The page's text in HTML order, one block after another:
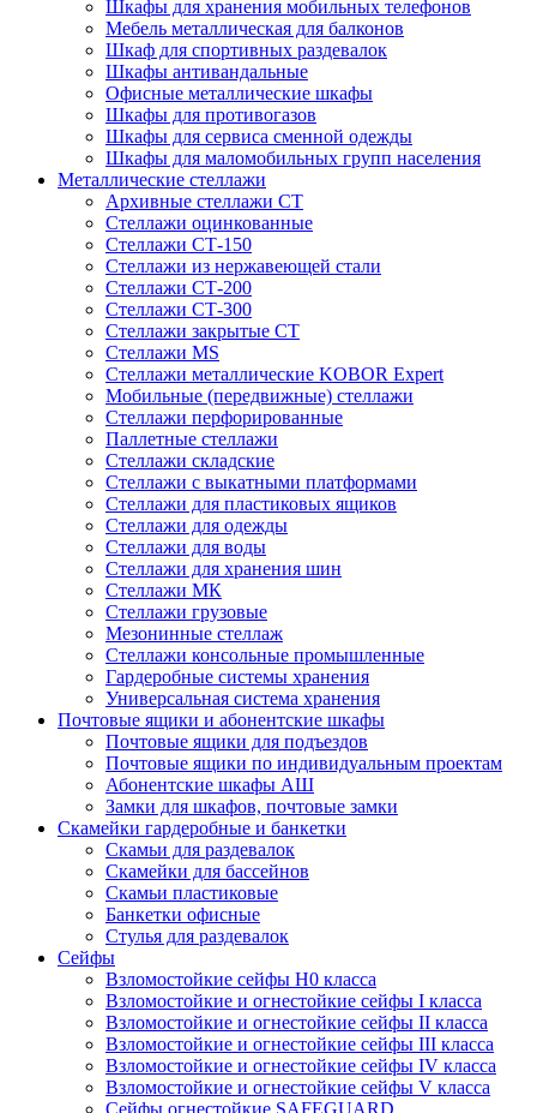
Шкафы для хранения мобильных телефонов
Мебель металлическая для балконов
Шкаф для спортивных раздевалок
Шкафы антивандальные
Офисные металлические шкафы
Шкафы для противогазов
Шкафы для сервиса сменной одежды
Шкафы для маломобильных групп населения
Металлические стеллажи
Архивные стеллажи СТ
Стеллажи оцинкованные
Стеллажи СТ-150
Стеллажи из нержавеющей стали
Стеллажи СТ-200
Стеллажи СТ-300
Стеллажи закрытые СТ
Стеллажи MS
Стеллажи металлические KOBOR Expert
Мобильные (передвижные) стеллажи
Стеллажи перфорированные
Паллетные стеллажи
Стеллажи складские
Стеллажи с выкатными платформами
Стеллажи для пластиковых ящиков
Стеллажи для одежды
Стеллажи для воды
Стеллажи для хранения шин
Стеллажи МК
Стеллажи грузовые
Мезонинные стеллаж
Стеллажи консольные промышленные
Гардеробные системы хранения
Универсальная система хранения
Почтовые ящики и абонентские шкафы
Почтовые ящики для подъездов
Почтовые ящики по индивидуальным проектам
Абонентские шкафы АШ
Замки для шкафов, почтовые замки
Скамейки гардеробные и банкетки
Скамьи для раздевалок
Скамейки для бассейнов
Скамьи пластиковые
Банкетки офисные
Стулья для раздевалок
Сейфы
Взломостойкие сейфы H0 класса
Взломостойкие и огнестойкие сейфы I класса
Взломостойкие и огнестойкие сейфы II класса
Взломостойкие и огнестойкие сейфы III класса
Взломостойкие и огнестойкие сейфы IV класса
Взломостойкие и огнестойкие сейфы V класса
Сейфы огнестойкие SAFEGUARD